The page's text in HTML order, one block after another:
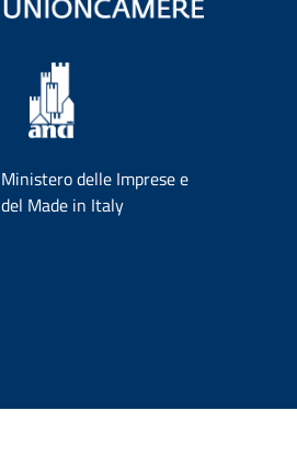
Ministero delle Imprese e
del Made in Italy